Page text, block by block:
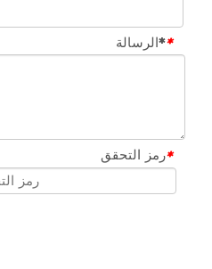
**الرسالة
*رمز التحقق